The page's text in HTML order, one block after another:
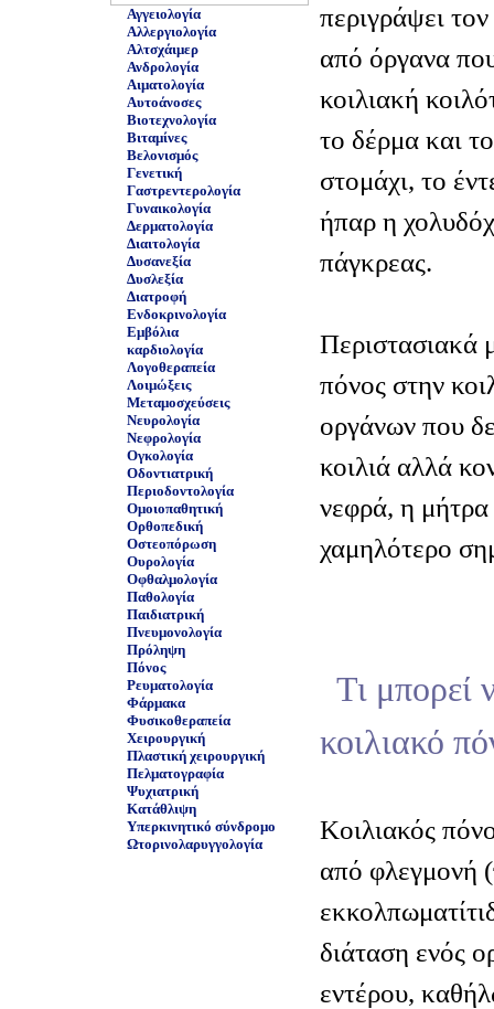
Αγγειολογία
Αλλεργιολογία
Αλτσχάιμερ
Ανδρολογία
Αιματολογία
Αυτοάνοσες
Βιοτεχνολογία
Βιταμίνες
Βελονισμός
Γενετική
Γαστρεντερολογία
Γυναικολογία
Δερματολογία
Διαιτολογία
Δυσανεξία
Δυσλεξία
Διατροφή
Ενδοκρινολογία
Εμβόλια
καρδιολογία
Λογοθεραπεία
Λοιμώξεις
Μεταμοσχεύσεις
Νευρολογία
Νεφρολογία
Ογκολογία
Οδοντιατρική
Περιοδοντολογία
Ομοιοπαθητική
Ορθοπεδική
Οστεοπόρωση
Ουρολογία
Οφθαλμολογία
Παθολογία
Παιδιατρική
Πνευμονολογία
Πρόληψη
Πόνος
Ρευματολογία
Φάρμακα
Φυσικοθεραπεία
Χειρουργική
Πλαστική χειρουργική
Πελματογραφία
Ψυχιατρική
Κατάθλιψη
Υπερκινητικό σύνδρομο
Ωτορινολαρυγγολογία
περιγράψει
από όργανα
κοιλιακή
το δέρμα και
στομάχι, το
ήπαρ η
πάγκρεας.
Περιστασιακά
πόνος στην
οργάνων που
κοιλιά αλλά
νεφρά, η μήτρα
χαμηλότερο
Τι μπορεί
κοιλιακό
Κοιλιακός
από φλεγμονή
διάταση ενός
εντέρου,